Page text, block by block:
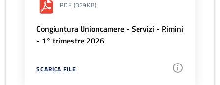
PDF (329KB)
Congiuntura Unioncamere - Servizi - Rimini
- 1° trimestre 2026
SCARICA FILE